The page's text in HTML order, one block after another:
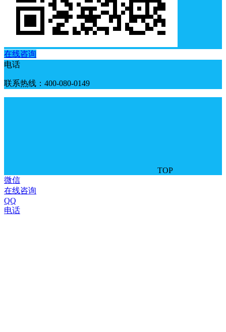
在线咨询
电话
联系热线：400-080-0149
TOP
微信
在线咨询
QQ
电话